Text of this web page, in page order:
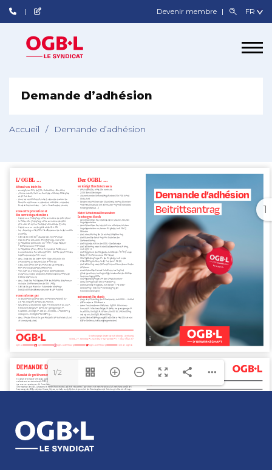
Devenir membre
Demande d’adhésion
Accueil / Demande d’adhésion
1
1/2